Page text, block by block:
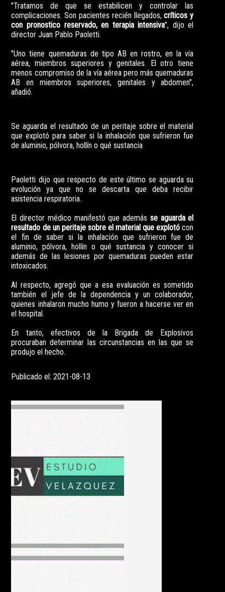
"Tratamos de que se estabilicen y controlar las
complicaciones. Son pacientes recién llegados,críticos y
con pronostico reservado, en terapia intensiva", dijo el
director Juan Pablo Paoletti.
"Uno tiene quemaduras de tipo AB en rostro, en la vía
aérea, miembros superiores y genitales. El otro tiene
menos compromiso de la vía aérea pero más quemaduras
AB en miembros superiores, genitales y abdomen",
añadió.
Se aguarda el resultado de un peritaje sobre el material
que explotó para saber si la inhalación que sufrieron fue
de aluminio, pólvora, hollín o qué sustancia
Paoletti dijo que respecto de este último se aguarda su
evolución ya que no se descarta que deba recibir
asistencia respiratoria.
El director médico manifestó que además se aguarda el
resultado de un peritaje sobre el material que explotó con
el fin de saber si la inhalación que sufrieron fue de
aluminio, pólvora, hollín o qué sustancia y conocer si
además de las lesiones por quemaduras pueden estar
intoxicados.
Al respecto, agregó que a esa evaluación es sometido
también el jefe de la dependencia y un colaborador,
quienes inhalaron mucho humo y fueron a hacerse ver en
el hospital.
En tanto, efectivos de la Brigada de Explosivos
procuraban determinar las circunstancias en las que se
produjo el hecho.
Publicado el: 2021-08-13